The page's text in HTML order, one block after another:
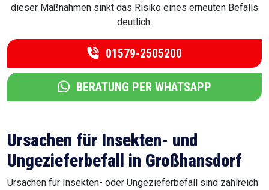
dieser Maßnahmen sinkt das Risiko eines erneuten Befalls
deutlich.
01579-2505200
BERATUNG PER WHATSAPP
Ursachen für Insekten- und
Ungezieferbefall in Großhansdorf
Ursachen für Insekten- oder Ungezieferbefall sind zahlreich